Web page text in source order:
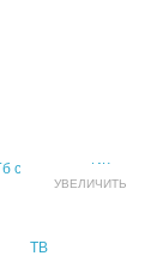
УВЕЛИЧИТЬ